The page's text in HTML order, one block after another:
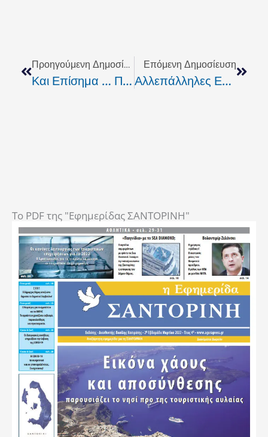
Προηγούμενη Δημοσίευση
Και Επίσημα … Πλέον Η Συμμαχία Για Το Ρέθυμνο»
Επόμενη Δημοσίευση
Αλλεπάλληλες Επισκέψεις Μαλλιαρού Με Φορείς & Αρχές Του Νομού
To PDF της "Εφημερίδας ΣΑΝΤΟΡΙΝΗ"